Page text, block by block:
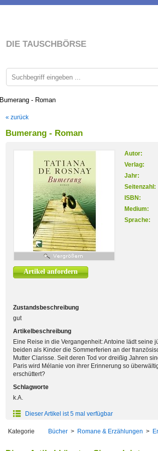
DIE TAUSCHBÖRSE
Bumerang - Roman
« zurück
Bumerang - Roman
Artikel anfordern
Autor:
Verlag:
Jahr:
Seitenzahl:
ISBN:
Medium:
Sprache:
Zustandsbeschreibung
gut
Artikelbeschreibung
Eine Reise in die Vergangenheit: Antoine lädt seine
beiden als Kinder die Sommerferien an der
Mutter Clarisse. Seit deren Tod vor dreißig Jahren
Paris wird Mélanie von ihrer Erinnerung so
erschüttert?
Schlagworte
k.A.
Dieser Artikel ist 5 mal verfügbar
Kategorie Bücher > Romane & Erzählungen >